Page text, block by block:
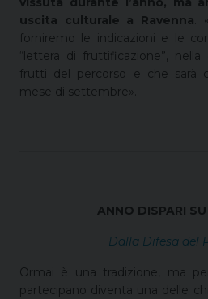
uscita culturale a Ravenna .
forniremo le indicazioni e le
“lettera di fruttificazione”,
frutti del percorso e che sarà
mese di settembre».
ANNO DISPARI
Dalla Difesa del
Ormai è una tradizione, ma
partecipano diventa una delle